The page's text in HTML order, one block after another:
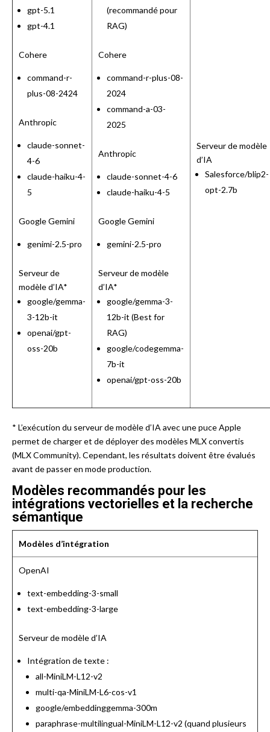
gpt-5.1
gpt-4.1
Cohere
command-r-
plus-08-2424
Anthropic
claude-sonnet-
4-6
claude-haiku-4-
5
Google Gemini
genimi-2.5-pro
Serveur de
modèle d’IA*
google/gemma-
3-12b-it
openai/gpt-
oss-20b
(recommandé pour
RAG)
Cohere
command-r-plus-08-
2024
command-a-03-
2025
Anthropic
claude-sonnet-4-6
claude-haiku-4-5
Google Gemini
gemini-2.5-pro
Serveur de modèle
d’IA*
google/gemma-3-
12b-it (Best for
RAG)
google/codegemma-
7b-it
openai/gpt-oss-20b
Serveur de modèle
d’IA
Salesforce/blip2-
opt-2.7b
* L’exécution du serveur de modèle d’IA avec une puce Apple
permet de charger et de déployer des modèles MLX convertis
(MLX Community). Cependant, les résultats doivent être évalués
avant de passer en mode production.
Modèles recommandés pour les
intégrations vectorielles et la recherche
sémantique
Modèles d’intégration
OpenAI
text-embedding-3-small
text-embedding-3-large
Serveur de modèle d’IA
Intégration de texte :
all-MiniLM-L12-v2
multi-qa-MiniLM-L6-cos-v1
google/embeddinggemma-300m
paraphrase-multilingual-MiniLM-L12-v2 (quand plusieurs